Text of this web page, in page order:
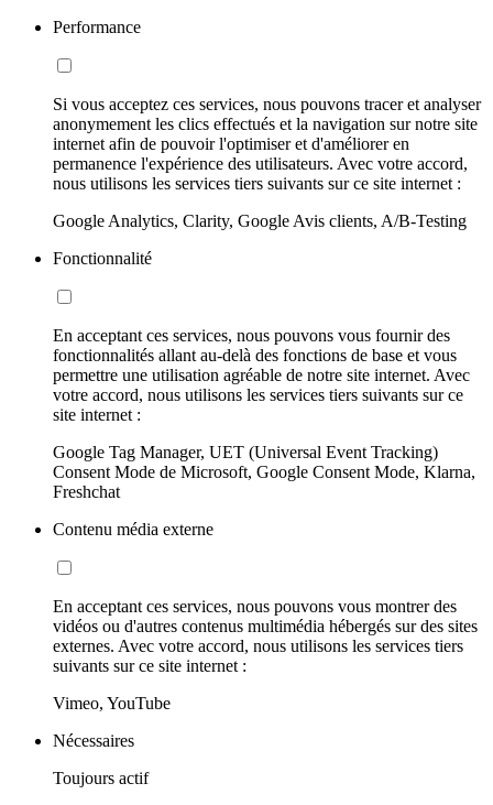
Performance
Si vous acceptez ces services, nous pouvons tracer et analyser
anonymement les clics effectués et la navigation sur notre site
internet afin de pouvoir l'optimiser et d'améliorer en
permanence l'expérience des utilisateurs. Avec votre accord,
nous utilisons les services tiers suivants sur ce site internet :
Google Analytics, Clarity, Google Avis clients, A/B-Testing
Fonctionnalité
En acceptant ces services, nous pouvons vous fournir des
fonctionnalités allant au-delà des fonctions de base et vous
permettre une utilisation agréable de notre site internet. Avec
votre accord, nous utilisons les services tiers suivants sur ce
site internet :
Google Tag Manager, UET (Universal Event Tracking)
Consent Mode de Microsoft, Google Consent Mode, Klarna,
Freshchat
Contenu média externe
En acceptant ces services, nous pouvons vous montrer des
vidéos ou d'autres contenus multimédia hébergés sur des sites
externes. Avec votre accord, nous utilisons les services tiers
suivants sur ce site internet :
Vimeo, YouTube
Nécessaires
Toujours actif